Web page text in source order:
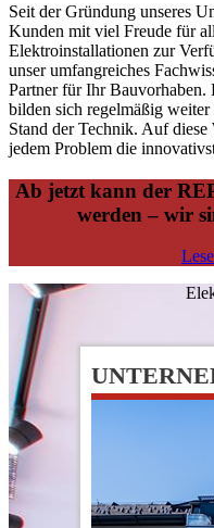
Seit der Gründung unseres
Kunden mit viel Freude für
Elektroinstallationen zur
unser umfangreiches
Partner für Ihr Bauvorhaben.
bilden sich regelmäßig weiter
Stand der Technik. Auf
jedem Problem die
Ab jetzt kann der
werden – wir